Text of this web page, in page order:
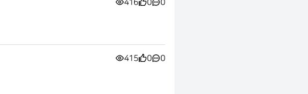
416 0 0
415 0 0